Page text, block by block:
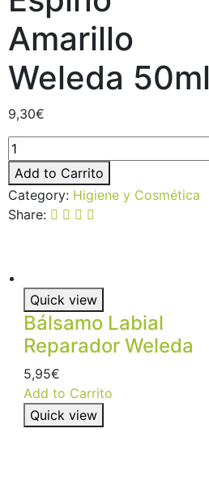
Amarillo
Weleda 50ml
9,30€
Add to Carrito
Category: Higiene y Cosmética
Share:
Quick view
Bálsamo Labial
Reparador Weleda
5,95€
Add to Carrito
Quick view